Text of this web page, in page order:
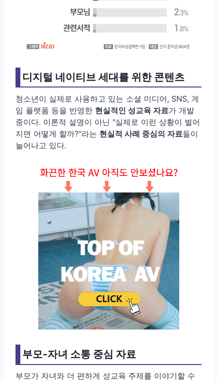
디지털 네이티브 세대를 위한 콘텐츠
청소년이 실제로 사용하고 있는 소셜 미디어, SNS, 게
임 플랫폼 등을 반영한 현실적인 성교육 자료가 개발
중이다. 이론적 설명이 아닌 "실제로 이런 상황이 벌어
지면 어떻게 할까?"라는 현실적 사례 중심의 자료들이
늘어나고 있다.
부모-자녀 소통 중심 자료
부모가 자녀와 더 편하게 성교육 주제를 이야기할 수